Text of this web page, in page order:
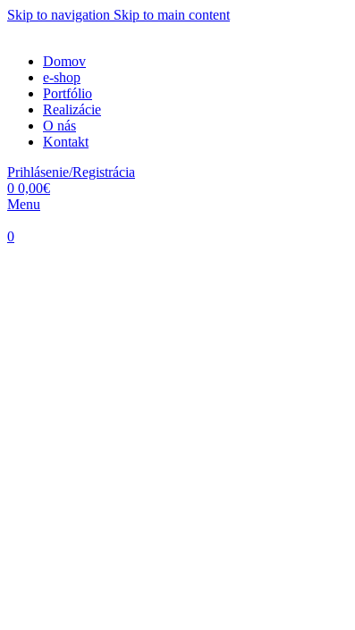
Skip to navigation Skip to main content
Domov
e-shop
Portfólio
Realizácie
O nás
Kontakt
Prihlásenie/Registrácia
0 0,00€
Menu
0